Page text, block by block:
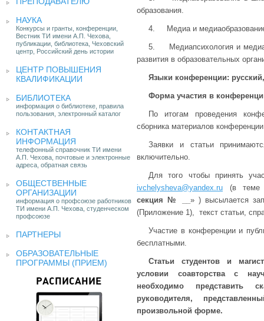
НАУКА
Конкурсы и гранты, конференции,
Вестник ТИ имени А.П. Чехова,
публикации, библиотека, Чеховский
центр, Российский день истории
ЦЕНТР ПОВЫШЕНИЯ
КВАЛИФИКАЦИИ
БИБЛИОТЕКА
информация о библиотеке, правила
пользования, электронный каталог
КОНТАКТНАЯ
ИНФОРМАЦИЯ
телефонный справочник ТИ имени
А.П. Чехова, почтовые и электронные
адреса, обратная связь
ОБЩЕСТВЕННЫЕ
ОРГАНИЗАЦИИ
информация о профсоюзе работников
ТИ имени А.П. Чехова, студенческом
профсоюзе
ПАРТНЕРЫ
ОБРАЗОВАТЕЛЬНЫЕ
ПРОГРАММЫ (ПРИЕМ)
РАСПИСАНИЕ
образования.
4. Медиа и медиаобразование
5. Медиапсихология и
развития в образовательных
Языки конференции:
Форма участия в
По итогам проведения
сборника материалов
Заявки и статьи
включительно.
Для того чтобы принять
ivchelysheva@yandex.ru (в теме
секция № __ » ) высылается
(Приложение 1), текст статьи,
Участие в конференции и
бесплатными.
Статьи студентов и
условии соавторства с
необходимо представить
руководителя,
произвольной форме.